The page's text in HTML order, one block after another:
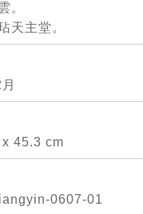
。
天主堂。
45.3 cm
0607-01